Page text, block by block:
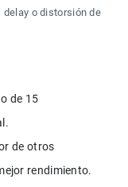
delay o distorsión de
de 15
de otros
rendimiento.